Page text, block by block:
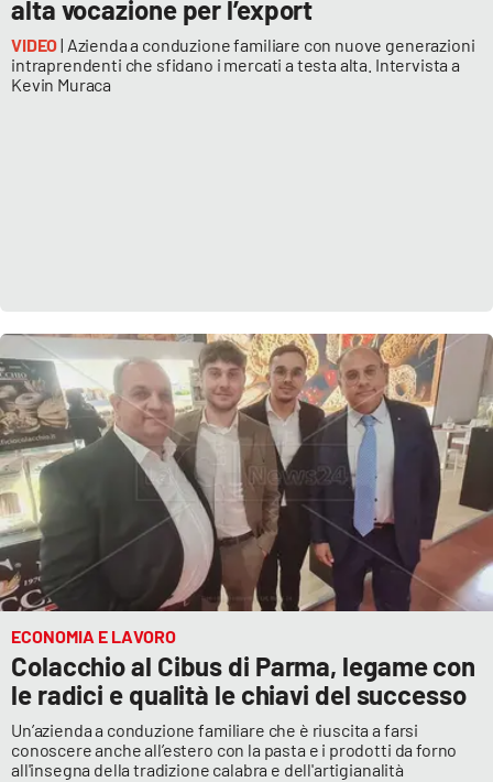
Società
Leggendo Alvaro insieme
Imprese Di Calabria
Le perfidie di Antonella Grippo
Venti di comunicazione
STREAMING
LaC TV
LaC Network
LaC OnAir
alta vocazione per l’export
VIDEO| Azienda a conduzione familiare con nuove generazioni
intraprendenti che sfidano i mercati a testa alta. Intervista a
Kevin Muraca
ECONOMIA E LAVORO
Colacchio al Cibus di Parma, legame con
le radici e qualità le chiavi del successo
Un’azienda a conduzione familiare che è riuscita a farsi
conoscere anche all’estero con la pasta e i prodotti da forno
all'insegna della tradizione calabra e dell'artigianalità